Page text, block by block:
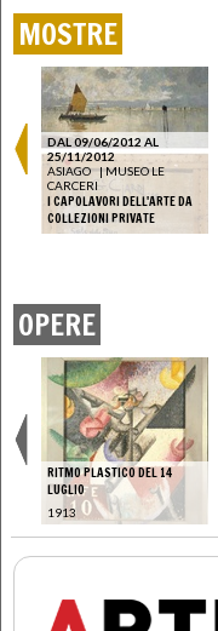
MOSTRE
DAL 09/06/2012 AL
25/11/2012
ASIAGO |MUSEO LE
CARCERI
I CAPOLAVORI DELL'ARTE DA
COLLEZIONI PRIVATE
OPERE
RITMO PLASTICO DEL 14
LUGLIO
1913